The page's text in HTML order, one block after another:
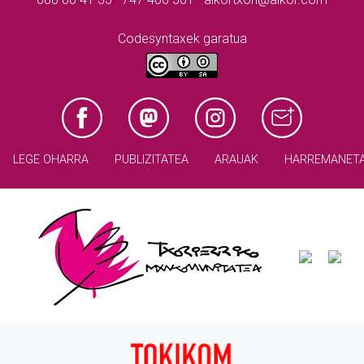
Codesyntaxek garatua
LEGE OHARRA PUBLIZITATEA ARAUAK